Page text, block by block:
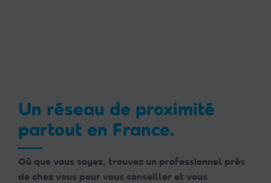
Un réseau de proximité
partout en France.
Où que vous soyez, trouvez un professionnel près
de chez vous pour vous conseiller et vous